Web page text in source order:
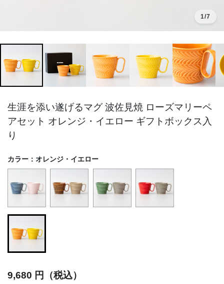
1/7
生涯を添い遂げるマグ 波佐見焼 ローズマリーペ
アセット オレンジ・イエロー ギフトボックス入
り
カラー： オレンジ・イエロー
9,680 円（税込）